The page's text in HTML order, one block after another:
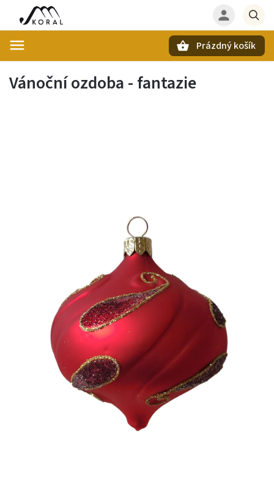
Prázdný košík
Vánoční ozdoba - fantazie